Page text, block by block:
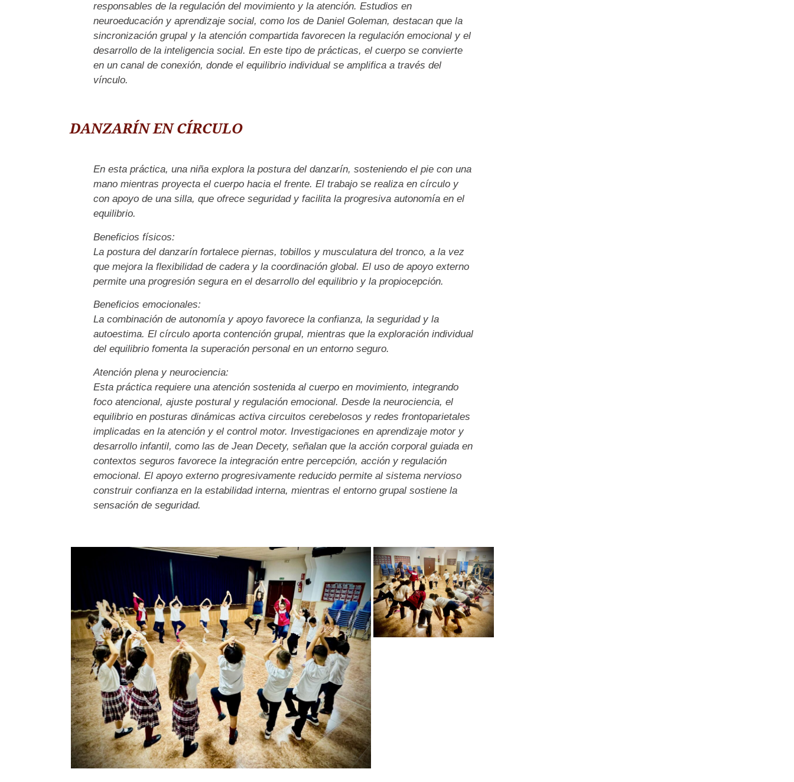
responsables de la regulación del movimiento y la atención. Estudios en
neuroeducación y aprendizaje social, como los de Daniel Goleman, destacan que la
sincronización grupal y la atención compartida favorecen la regulación emocional y el
desarrollo de la inteligencia social. En este tipo de prácticas, el cuerpo se convierte
en un canal de conexión, donde el equilibrio individual se amplifica a través del
vínculo.
DANZARÍN EN CÍRCULO
En esta práctica, una niña explora la postura del danzarín, sosteniendo el pie con una
mano mientras proyecta el cuerpo hacia el frente. El trabajo se realiza en círculo y
con apoyo de una silla, que ofrece seguridad y facilita la progresiva autonomía en el
equilibrio.
Beneficios físicos:
La postura del danzarín fortalece piernas, tobillos y musculatura del tronco, a la vez
que mejora la flexibilidad de cadera y la coordinación global. El uso de apoyo externo
permite una progresión segura en el desarrollo del equilibrio y la propiocepción.
Beneficios emocionales:
La combinación de autonomía y apoyo favorece la confianza, la seguridad y la
autoestima. El círculo aporta contención grupal, mientras que la exploración individual
del equilibrio fomenta la superación personal en un entorno seguro.
Atención plena y neurociencia:
Esta práctica requiere una atención sostenida al cuerpo en movimiento, integrando
foco atencional, ajuste postural y regulación emocional. Desde la neurociencia, el
equilibrio en posturas dinámicas activa circuitos cerebelosos y redes frontoparietales
implicadas en la atención y el control motor. Investigaciones en aprendizaje motor y
desarrollo infantil, como las de Jean Decety, señalan que la acción corporal guiada en
contextos seguros favorece la integración entre percepción, acción y regulación
emocional. El apoyo externo progresivamente reducido permite al sistema nervioso
construir confianza en la estabilidad interna, mientras el entorno grupal sostiene la
sensación de seguridad.